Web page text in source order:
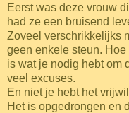
Eerst was deze vrouw
had ze een bruisend
Zoveel verschrikkelijks
geen enkele steun.
is wat je nodig hebt om
veel excuses.
En niet je hebt het
Het is opgedrongen en